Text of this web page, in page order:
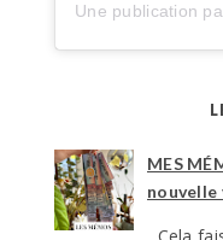
MES
nouvelle